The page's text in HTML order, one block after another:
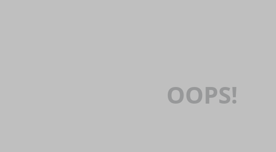
OOPS!